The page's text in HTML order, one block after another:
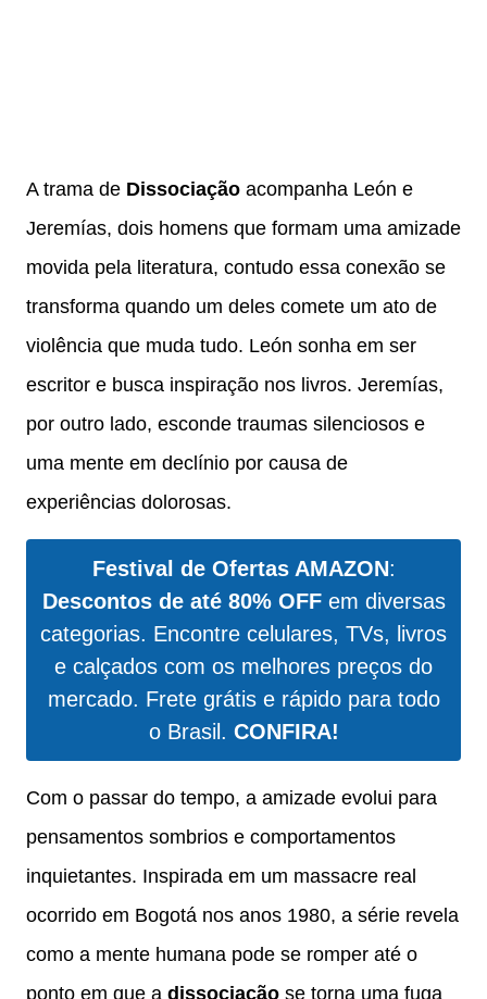
A trama de Dissociação acompanha León e
Jeremías, dois homens que formam uma amizade
movida pela literatura, contudo essa conexão se
transforma quando um deles comete um ato de
violência que muda tudo. León sonha em ser
escritor e busca inspiração nos livros. Jeremías,
por outro lado, esconde traumas silenciosos e
uma mente em declínio por causa de
experiências dolorosas.
Festival de Ofertas AMAZON:
Descontos de até 80% OFFem diversas
categorias. Encontre celulares, TVs, livros
e calçados com os melhores preços do
mercado. Frete grátis e rápido para todo
o Brasil. CONFIRA!
Com o passar do tempo, a amizade evolui para
pensamentos sombrios e comportamentos
inquietantes. Inspirada em um massacre real
ocorrido em Bogotá nos anos 1980, a série revela
como a mente humana pode se romper até o
ponto em que a dissociação se torna uma fuga